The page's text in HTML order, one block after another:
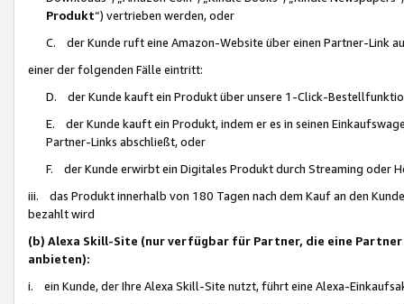
Produkt“) vertrieben werden, oder
C. der Kunde ruft eine Amazon-Website über einen Partner-Link
einer der folgenden Fälle eintritt:
D. der Kunde kauft ein Produkt über unsere 1-Click-
E. der Kunde kauft ein Produkt, indem er es in seinen
Partner-Links abschließt, oder
F. der Kunde erwirbt ein Digitales Produkt durch Streaming oder
iii. das Produkt innerhalb von 180 Tagen nach dem Kauf an den
bezahlt wird
(b) Alexa Skill-Site (nur verfügbar für Partner, die eine
anbieten):
i. ein Kunde, der Ihre Alexa Skill-Site nutzt, führt eine Alexa-